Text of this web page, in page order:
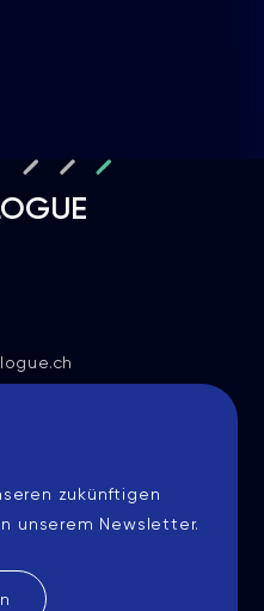
zukünftigen
unserem Newsletter.